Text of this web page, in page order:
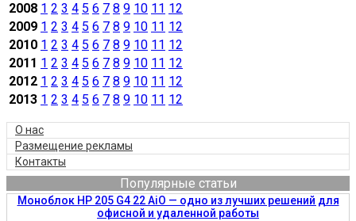
2008 1 2 3 4 5 6 7 8 9 10 11 12
2009 1 2 3 4 5 6 7 8 9 10 11 12
2010 1 2 3 4 5 6 7 8 9 10 11 12
2011 1 2 3 4 5 6 7 8 9 10 11 12
2012 1 2 3 4 5 6 7 8 9 10 11 12
2013 1 2 3 4 5 6 7 8 9 10 11 12
О нас
Размещение рекламы
Контакты
Популярные статьи
Моноблок HP 205 G4 22 AiO — одно из лучших решений для
офисной и удаленной работы